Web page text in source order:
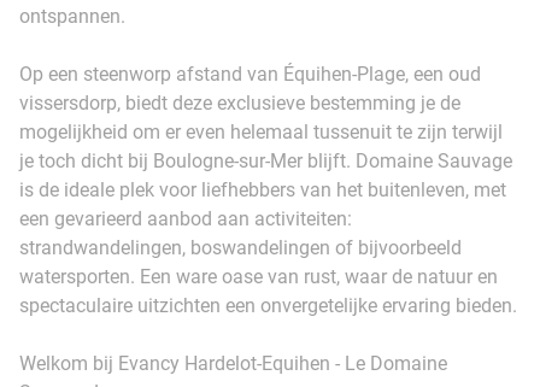
ontspannen.
Op een steenworp afstand van Équihen-Plage, een oud
vissersdorp, biedt deze exclusieve bestemming je de
mogelijkheid om er even helemaal tussenuit te zijn terwijl
je toch dicht bij Boulogne-sur-Mer blijft. Domaine Sauvage
is de ideale plek voor liefhebbers van het buitenleven, met
een gevarieerd aanbod aan activiteiten:
strandwandelingen, boswandelingen of bijvoorbeeld
watersporten. Een ware oase van rust, waar de natuur en
spectaculaire uitzichten een onvergetelijke ervaring bieden.
Welkom bij Evancy Hardelot-Equihen - Le Domaine